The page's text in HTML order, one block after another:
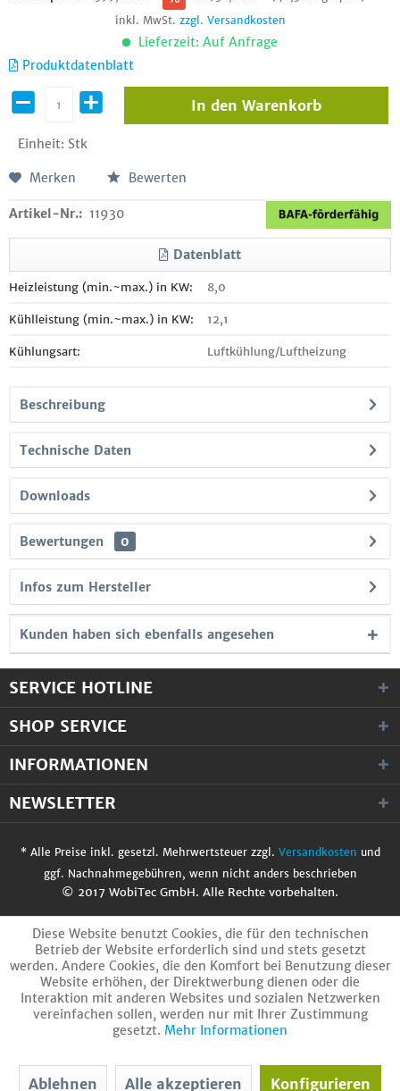
inkl. MwSt. zzgl. Versandkosten
Lieferzeit: Auf Anfrage
Produktdatenblatt
Einheit: Stk
In den Warenkorb
Merken Bewerten
Artikel-Nr.: 11930
Datenblatt
Heizleistung (min.~max.) in KW: 8,0
Kühlleistung (min.~max.) in KW: 12,1
Kühlungsart: Luftkühlung/Luftheizung
Beschreibung
Technische Daten
Downloads
Bewertungen 0
Infos zum Hersteller
Kunden haben sich ebenfalls angesehen
SERVICE HOTLINE
SHOP SERVICE
INFORMATIONEN
NEWSLETTER
* Alle Preise inkl. gesetzl. Mehrwertsteuer zzgl. Versandkosten und
ggf. Nachnahmegebühren, wenn nicht anders beschrieben
© 2017 WobiTec GmbH. Alle Rechte vorbehalten.
Diese Website benutzt Cookies, die für den technischen
Betrieb der Website erforderlich sind und stets gesetzt
werden. Andere Cookies, die den Komfort bei Benutzung dieser
Website erhöhen, der Direktwerbung dienen oder die
Interaktion mit anderen Websites und sozialen Netzwerken
vereinfachen sollen, werden nur mit Ihrer Zustimmung
gesetzt. Mehr Informationen
Ablehnen Alle akzeptieren Konfigurieren